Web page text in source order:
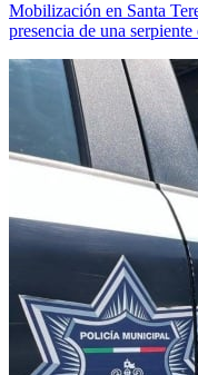
Mobilización en Santa
presencia de una